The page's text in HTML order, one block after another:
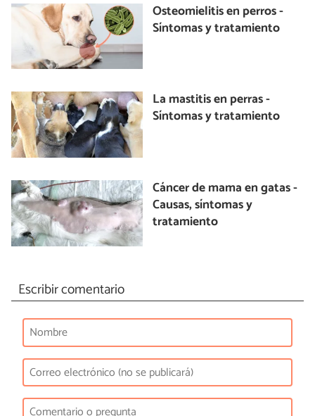
Osteomielitis en perros -
Síntomas y tratamiento
La mastitis en perras -
Síntomas y tratamiento
Cáncer de mama en gatas -
Causas, síntomas y
tratamiento
Escribir comentario